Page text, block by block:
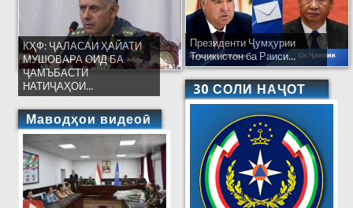
КҲФ: ҶАЛАСАИ ҲАЙАТИ
МУШОВАРА ОИД БА
ҶАМЪБАСТИ
НАТИҶАҲОИ...
Маводҳои видеоӣ
Президенти Ҷумҳурии
Тоҷикистон ба Раиси...
30 СОЛИ НАҶОТ